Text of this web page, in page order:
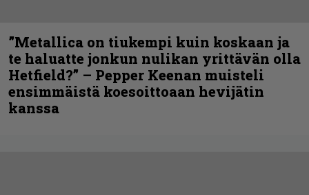
”Metallica on tiukempi kuin koskaan ja
te haluatte jonkun nulikan yrittävän olla
Hetfield?” – Pepper Keenan muisteli
ensimmäistä koesoittoaan hevijätin
kanssa